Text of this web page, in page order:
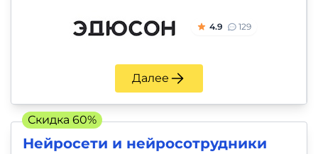
4.9 129
Далее
Нейросети и нейросотрудники
Скидка 60%